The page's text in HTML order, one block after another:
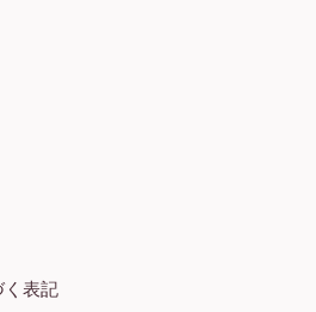
く表記